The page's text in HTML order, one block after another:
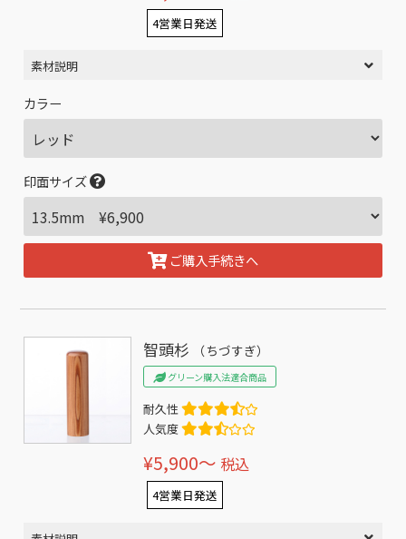
4営業日発送
素材説明
カラー
印面サイズ
ご購入手続きへ
智頭杉 （ちづすぎ）
グリーン購入法適合商品
耐久性
人気度
¥5,900〜 税込
4営業日発送